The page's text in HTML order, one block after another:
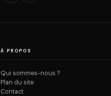
À PROPOS
Qui sommes-nous ?
Plan du site
Contact